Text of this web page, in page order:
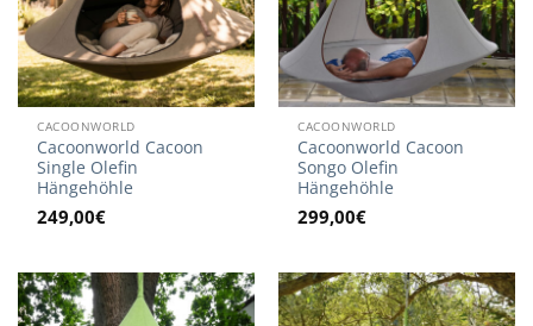
CACOONWORLD
Cacoonworld Cacoon
Single Olefin
Hängehöhle
249,00€
CACOONWORLD
Cacoonworld Cacoon
Songo Olefin
Hängehöhle
299,00€